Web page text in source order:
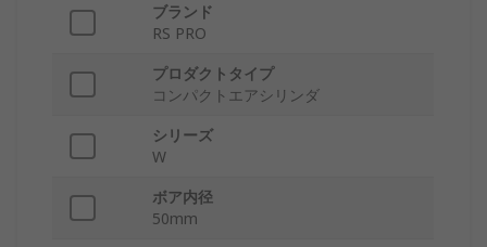
ブランド
RS PRO
プロダクトタイプ
コンパクトエアシリンダ
シリーズ
W
ボア内径
50mm